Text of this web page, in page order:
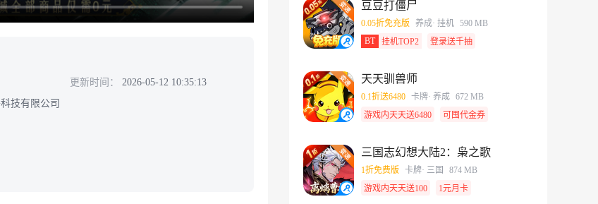
更新时间：
2026-05-12 10:35:13
技有限公司
豆豆打僵尸
0.05折免充版 养成· 挂机 590 MB
BT
挂机TOP2 登录送千抽
天天驯兽师
0.1折送6480 卡牌· 养成 672 MB
游戏内天天送6480
可囤代金券
三国志幻想大陆2：枭之歌
1折免费版 卡牌· 三国
874 MB
游戏内天天送100
1元月卡